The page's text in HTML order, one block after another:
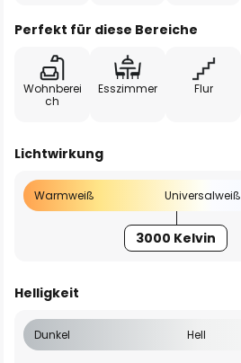
Perfekt für diese Bereiche
Wohnberei
ch
Esszimmer Flur
Lichtwirkung
Warmweiß Universalweiß
3000 Kelvin
Helligkeit
Dunkel Hell